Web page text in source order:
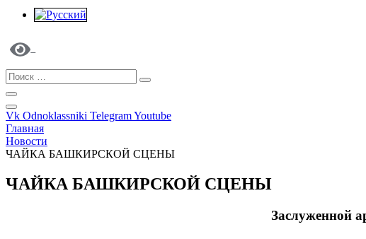
Vk Odnoklassniki TelegramYoutube
Главная
Новости
ЧАЙКА БАШКИРСКОЙ СЦЕНЫ
ЧАЙКА БАШКИРСКОЙ СЦЕНЫ
Заслуженной